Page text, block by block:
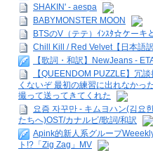
SHAKIN' - aespa
BABYMONSTER MOON
BTSのV（テテ）ｲﾝｽﾀ☆ケーキ
Chill Kill / Red Velvet【日本語訳
【歌詞・和訳】NewJeans -
【QUEENDOM PUZZLE】冗
くないぞ 最初の練習に出れなかっ
撮って送ってきてくれた
요즘 자꾸만 - キムヨハン(김요
たちへ)OST/カナルビ/歌詞/和訳
Apink的新人系グループ
ト!?「Zig Zag」MV